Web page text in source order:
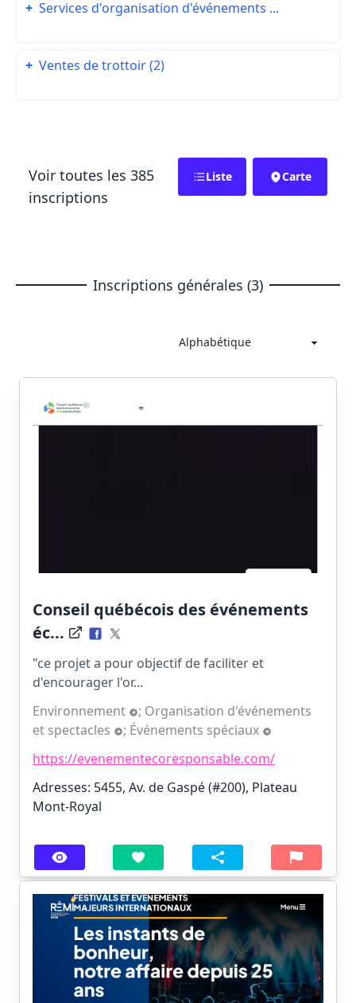
+ Services d'organisation d'événements ...
+ Ventes de trottoir (2)
Voir toutes les 385
inscriptions
Liste Carte
Inscriptions générales (3)
Conseil québécois des événements
éc...
"ce projet a pour objectif de faciliter et
d'encourager l'or...
Environnement
; Organisation d'événements
et spectacles
; Événements spéciaux
https://evenementecoresponsable.com/
Adresses: 5455, Av. de Gaspé (#200), Plateau
Mont-Royal